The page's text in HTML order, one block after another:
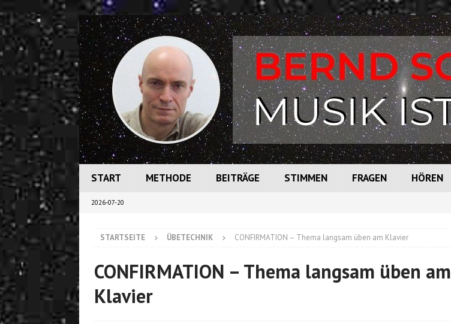
START METHODE BEITRÄGE STIMMEN FRAGEN HÖREN
2026-07-20
STARTSEITE ÜBETECHNIK CONFIRMATION – Thema langsam üben am Klavier
CONFIRMATION – Thema langsam üben am
Klavier